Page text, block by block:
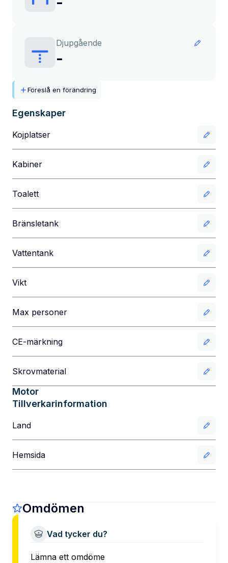
Djupgående
-
Föreslå en förändring
Egenskaper
Kojplatser
Kabiner
Toalett
Bränsletank
Vattentank
Vikt
Max personer
CE-märkning
Skrovmaterial
Motor
Tillverkarinformation
Land
Hemsida
Omdömen
Vad tycker du?
Lämna ett omdöme